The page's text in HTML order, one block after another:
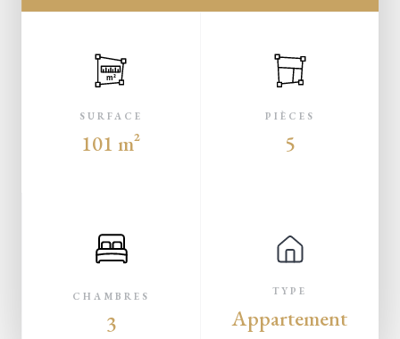
m²
SURFACE
101 m²
PIÈCES
5
CHAMBRES
3
TYPE
Appartement